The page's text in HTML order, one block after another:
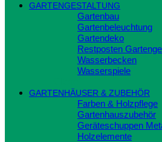
GARTENGESTALTUNG
Gartenbau
Gartenbeleuchtung
Gartendeko
Restposten
Wasserbecken
Wasserspiele
GARTENHÄUSER & ZUBEHÖR
Farben & Holzpflege
Gartenhauszubehör
Geräteschuppen
Holzelemente